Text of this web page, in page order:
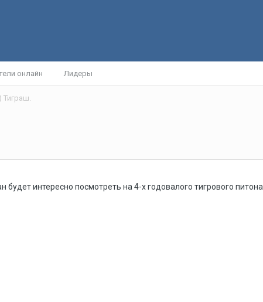
онлайн Лидеры
Тиграш.
интересно посмотреть на 4-х годовалого тигрового питона.